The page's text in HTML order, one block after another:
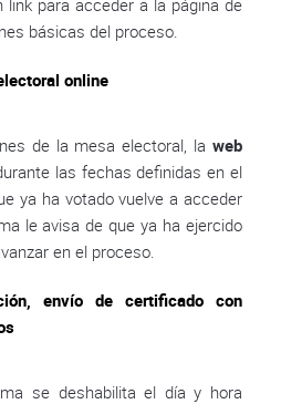
básicas del proceso.
online
de la mesa electoral, la web
las fechas definidas en el
ya ha votado vuelve a acceder
le avisa de que ya ha ejercido
en el proceso.
envío de certificado con
se deshabilita el día y hora